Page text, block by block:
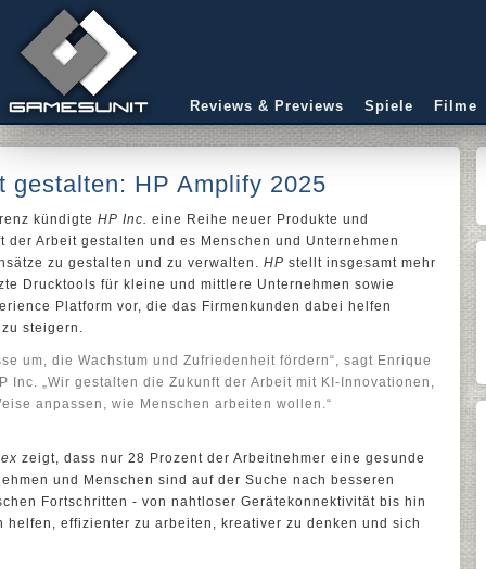
Reviews & Previews Spiele Filme
gestalten: HP Amplify 2025
kündigte HP Inc. eine Reihe neuer Produkte und
Arbeit gestalten und es Menschen und Unternehmen
zu gestalten und zu verwalten. HP stellt insgesamt mehr
Drucktools für kleine und mittlere Unternehmen sowie
Platform vor, die das Firmenkunden dabei helfen
steigern.
um, die Wachstum und Zufriedenheit fördern“, sagt Enrique
Inc. „Wir gestalten die Zukunft der Arbeit mit KI-Innovationen,
anpassen, wie Menschen arbeiten wollen.“
zeigt, dass nur 28 Prozent der Arbeitnehmer eine gesunde
und Menschen sind auf der Suche nach besseren
Fortschritten - von nahtloser Gerätekonnektivität bis hin
helfen, effizienter zu arbeiten, kreativer zu denken und sich